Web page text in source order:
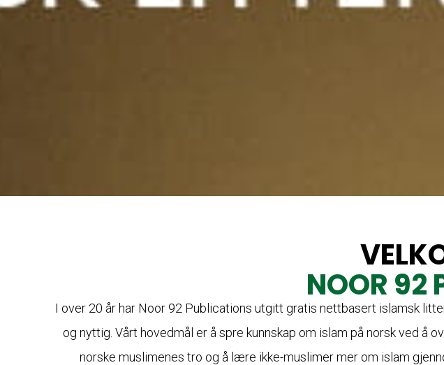
NOOR 92
I over 20 år har Noor 92 Publications utgitt gratis nettbasert islamsk
og nyttig. Vårt hovedmål er å spre kunnskap om islam på norsk ved å
norske muslimenes tro og å lære ikke-muslimer mer om islam